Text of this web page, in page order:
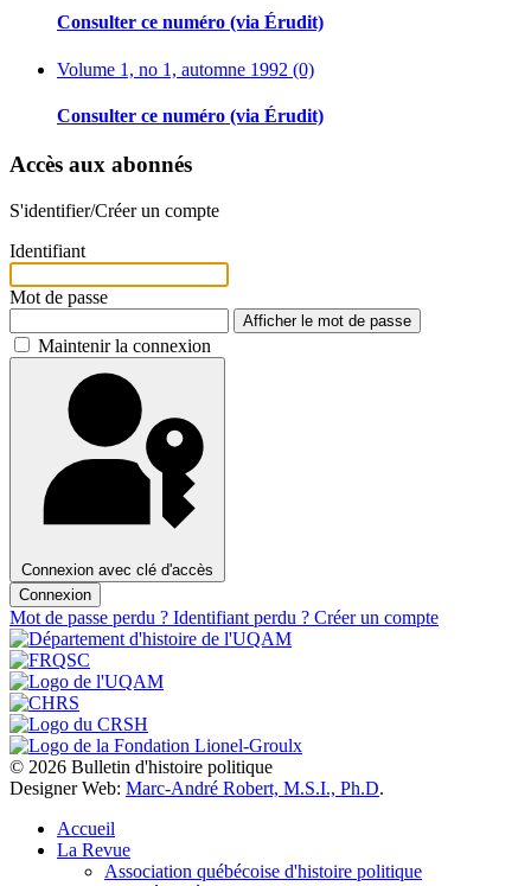
Consulter ce numéro (via Érudit)
Volume 1, no 1, automne 1992 (0)
Consulter ce numéro (via Érudit)
Accès aux abonnés
S'identifier/Créer un compte
Identifiant
Mot de passe
Afficher le mot de passe
Maintenir la connexion
Connexion avec clé d'accès
Connexion
Mot de passe perdu ? Identifiant perdu ? Créer un compte
© 2026 Bulletin d'histoire politique
Designer Web: Marc-André Robert, M.S.I., Ph.D.
Accueil
La Revue
Association québécoise d'histoire politique